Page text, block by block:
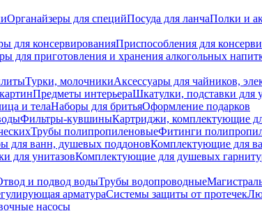
Органайзеры для специйПосуда для ланчаПолки и
для консервированияПриспособления для
для приготовления и хранения алкогольных
Турки, молочникиАксессуары для чайников,
Предметы интерьераШкатулки, подставки для
и телаНаборы для бритьяОформление подарков
Фильтры-кувшиныКартриджи, комплектующие
Трубы полипропиленовыеФитинги
для ванн, душевых поддоновКомплектующие для
для унитазовКомплектующие для душевых
и подвод водыТрубы водопроводные
арматураСистемы защиты от протечек
насосы